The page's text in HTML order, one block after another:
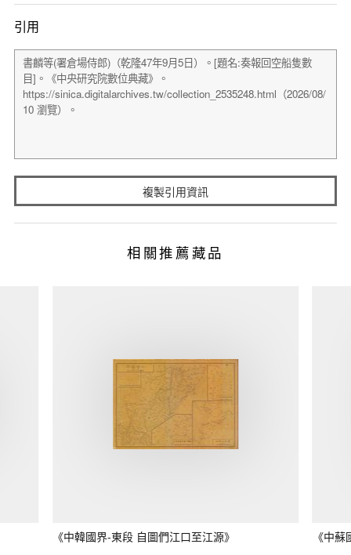
引用
複製引用資訊
相關推薦藏品
《中韓國界-東段 自圖們江口至江源》 《中